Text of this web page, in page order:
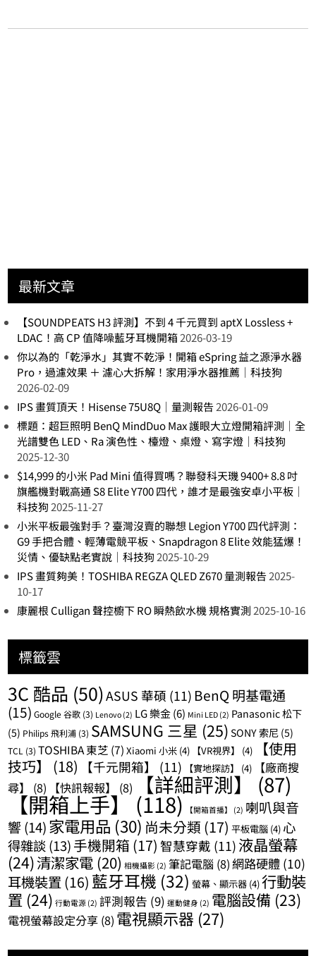
最新文章
【SOUNDPEATS H3 評測】不到 4 千元買到 aptX Lossless +
LDAC！高 CP 值降噪藍牙耳機開箱2026-03-19
你以為的「乾淨水」其實不乾淨！開箱 eSpring 益之源淨水器
Pro，過濾效果 ＋ 濾心大拆解！家用淨水器推薦｜科技狗
2026-02-09
IPS 畫質頂天！Hisense 75U8Q｜量測報告2026-01-09
標題：超巨照明 BenQ MindDuo Max 護眼大立燈開箱評測｜全
光譜雙色 LED、Ra 演色性、檯燈、桌燈、寫字燈｜科技狗
2025-12-30
$14,999 的小米 Pad Mini 值得買嗎？聯發科天璣 9400+ 8.8 吋
旗艦機對戰高通 S8 Elite Y700 四代，誰才是最強安卓小平板｜
科技狗 2025-11-27
小米平板最強對手？臺灣沒賣的聯想 Legion Y700 四代評測：
G9 手把合體、輕薄電競平板、Snapdragon 8 Elite 效能猛爆！
災情、優缺點老實說｜科技狗 2025-10-29
IPS 畫質夠美！TOSHIBA REGZA QLED Z670 量測報告2025-
10-17
康麗根 Culligan 聲控櫥下 RO 瞬熱飲水機 規格實測 2025-10-16
標籤雲
3C 酷品 (50)ASUS 華碩 (11) BenQ 明基電通
(15) Google 谷歌 (3) Lenovo (2) LG 樂金(6) Mini LED (2) Panasonic 松下
(5) Philips 飛利浦 (3) SAMSUNG 三星 (25) SONY 索尼 (5)
TCL (3) TOSHIBA 東芝 (7) Xiaomi 小米 (4) 【VR視界】 (4)
【使用
技巧】
(18) 【千元開箱】 (11) 【實地探訪】 (4)
【廠商搜
尋】
(8) 【快訊報報】 (8) 【詳細評測】 (87)
【開箱上手】(118) 【開箱首播】 (2) 喇叭與音
響 (14)家電用品 (30) 尚未分類 (17) 平板電腦 (4) 心
得雜談 (13)手機開箱 (17) 智慧穿戴 (11) 液晶螢幕
(24)清潔家電 (20) 相機攝影 (2) 筆記電腦 (8)網路硬體 (10)
耳機裝置 (16) 藍牙耳機 (32) 螢幕、顯示器 (4)行動裝
置 (24) 行動電源 (2) 評測報告 (9) 運動健身 (2) 電腦設備 (23)
電視螢幕設定分享 (8) 電視顯示器 (27)